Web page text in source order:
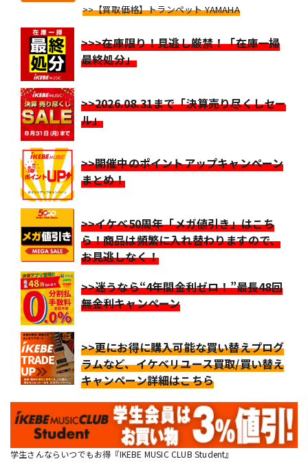
>>【買取価格】トランペット YAMAHA
>>>在庫限り！見逃し厳禁！「在庫一掃
最終処分」
>>2026.08.31まで「決算売り尽くしセー
ル」
>>開催中のポイントアップキャンペーン
まとめ！
>>イケベ50周年「メガ値引き」はこち
ら！商品は頻繁に入れ替わりますので、
お見逃しなく！
>>迷うなら“4年間金利ゼロ！”最長48回
無金利キャンペーン
>>更にお得に購入可能な買い替えプログ
ラムなど、イケベリユース買取/買い替え
キャンペーン詳細はこちら
学生さんならいつでもお得『IKEBE MUSIC CLUB Student』